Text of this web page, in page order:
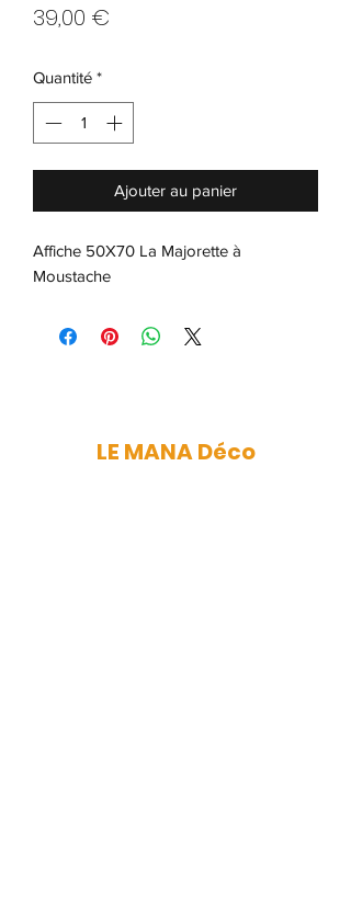
39,00 €
Quantité *
Ajouter au panier
Affiche 50X70 La Majorette à
Moustache
LE MANA Déco